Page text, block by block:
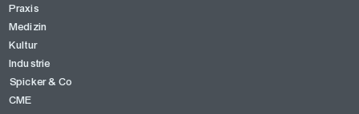
Praxis
Medizin
Kultur
Industrie
Spicker & Co
CME